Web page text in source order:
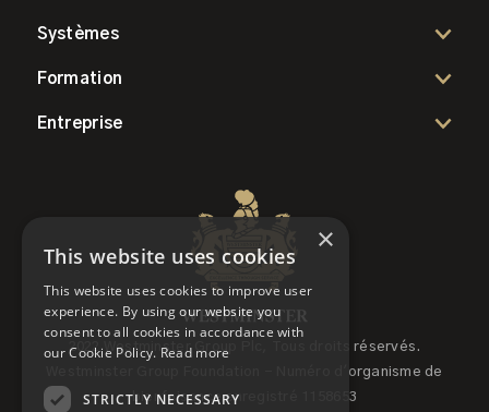
Systèmes
Formation
Entreprise
2022 Westminster Group Plc, Tous droits réservés.
Westminster Group Foundation - Numéro d'organisme de
bienfaisance enregistré 1158653
×
This website uses cookies
This website uses cookies to improve user
experience. By using our website you
consent to all cookies in accordance with
our Cookie Policy. Read more
STRICTLY NECESSARY